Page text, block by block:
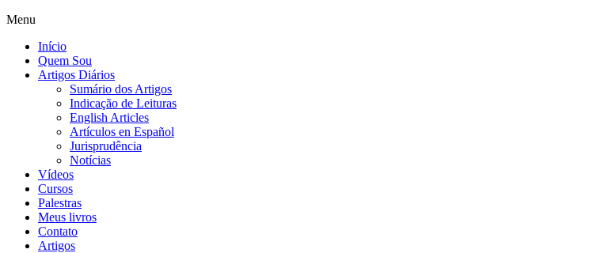
Menu
Início
Quem Sou
Artigos Diários
Sumário dos Artigos
Indicação de Leituras
English Articles
Artículos en Español
Jurisprudência
Notícias
Vídeos
Cursos
Palestras
Meus livros
Contato
Artigos